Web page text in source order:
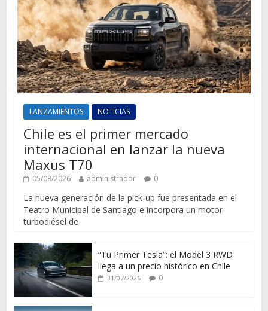
LANZAMIENTOS NOTICIAS
Chile es el primer mercado
internacional en lanzar la nueva
Maxus T70
05/08/2026 administrador 0
La nueva generación de la pick-up fue presentada en el
Teatro Municipal de Santiago e incorpora un motor
turbodiésel de
“Tu Primer Tesla”: el Model 3 RWD
llega a un precio histórico en Chile
31/07/2026 0